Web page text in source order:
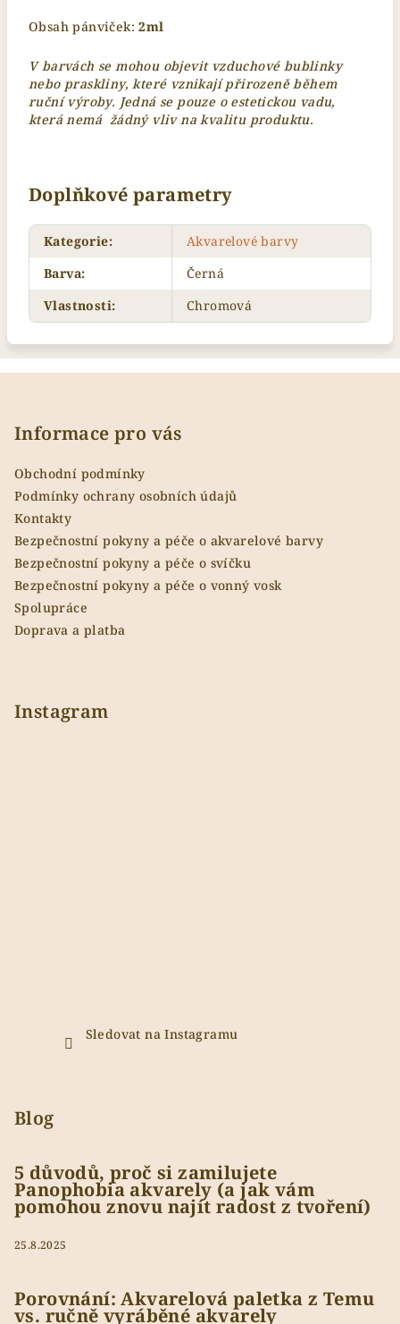
Obsah pánviček: 2ml
V barvách se mohou objevit vzduchové bublinky
nebo praskliny, které vznikají přirozeně během
ruční výroby. Jedná se pouze o estetickou vadu,
která nemá žádný vliv na kvalitu produktu.
Doplňkové parametry
Kategorie:
Akvarelové barvy
Barva:
Černá
Vlastnosti: Chromová
Informace pro vás
Obchodní podmínky
Podmínky ochrany osobních údajů
Kontakty
Bezpečnostní pokyny a péče o akvarelové barvy
Bezpečnostní pokyny a péče o svíčku
Bezpečnostní pokyny a péče o vonný vosk
Spolupráce
Doprava a platba
Instagram
Sledovat na Instagramu
Blog
5 důvodů, proč si zamilujete
Panophobia akvarely (a jak vám
pomohou znovu najít radost z tvoření)
25.8.2025
Porovnání: Akvarelová paletka z Temu
vs. ručně vyráběné akvarely